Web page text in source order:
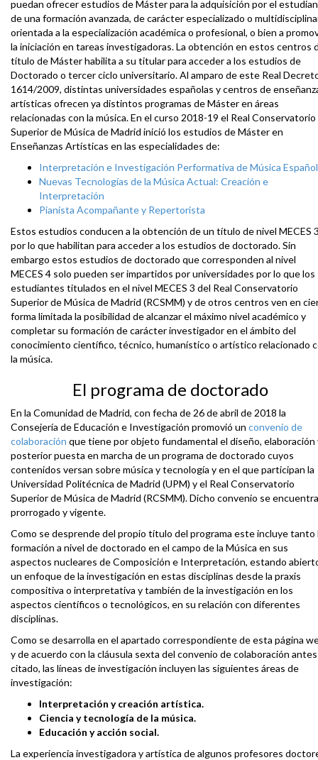
puedan ofrecer estudios de Máster para la adquisición por el
de una formación avanzada, de carácter especializado o
orientada a la especialización académica o profesional, o bien a
la iniciación en tareas investigadoras. La obtención en estos centros
título de Máster habilita a su titular para acceder a los estudios de
Doctorado o tercer ciclo universitario. Al amparo de este Real
1614/2009, distintas universidades españolas y centros de
artísticas ofrecen ya distintos programas de Máster en áreas
relacionadas con la música. En el curso 2018-19 el Real Conservatorio
Superior de Música de Madrid inició los estudios de Máster en
Enseñanzas Artísticas en las especialidades de:
Interpretación e Investigación Performativa de Música
Nuevas Tecnologías de la Música Actual: Creación e
Interpretación
Pianista Acompañante y Repertorista
Estos estudios conducen a la obtención de un título de nivel MECES
por lo que habilitan para acceder a los estudios de doctorado. Sin
embargo estos estudios de doctorado que corresponden al nivel
MECES 4 solo pueden ser impartidos por universidades por lo que los
estudiantes titulados en el nivel MECES 3 del Real Conservatorio
Superior de Música de Madrid (RCSMM) y de otros centros ven en
forma limitada la posibilidad de alcanzar el máximo nivel académico y
completar su formación de carácter investigador en el ámbito del
conocimiento científico, técnico, humanístico o artístico relacionado
la música.
El programa de doctorado
En la Comunidad de Madrid, con fecha de 26 de abril de 2018 la
Consejería de Educación e Investigación promovió un convenio de
colaboración que tiene por objeto fundamental el diseño, elaboración
posterior puesta en marcha de un programa de doctorado cuyos
contenidos versan sobre música y tecnología y en el que participan la
Universidad Politécnica de Madrid (UPM) y el Real Conservatorio
Superior de Música de Madrid (RCSMM). Dicho convenio se encuentra
prorrogado y vigente.
Como se desprende del propio título del programa este incluye tanto
formación a nivel de doctorado en el campo de la Música en sus
aspectos nucleares de Composición e Interpretación, estando
un enfoque de la investigación en estas disciplinas desde la praxis
compositiva o interpretativa y también de la investigación en los
aspectos científicos o tecnológicos, en su relación con diferentes
disciplinas.
Como se desarrolla en el apartado correspondiente de esta página
y de acuerdo con la cláusula sexta del convenio de colaboración antes
citado, las líneas de investigación incluyen las siguientes áreas de
investigación:
Interpretación y creación artística.
Ciencia y tecnología de la música.
Educación y acción social.
La experiencia investigadora y artística de algunos profesores